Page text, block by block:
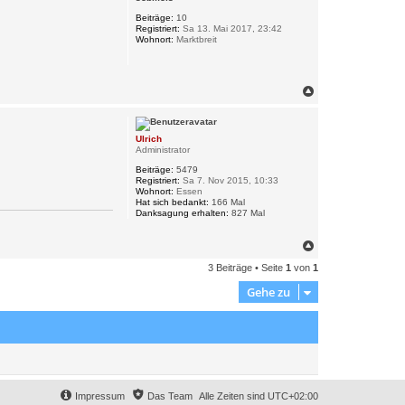
Beiträge: 10
Registriert: Sa 13. Mai 2017, 23:42
Wohnort: Marktbreit
Ulrich
Administrator
Beiträge: 5479
Registriert: Sa 7. Nov 2015, 10:33
Wohnort: Essen
Hat sich bedankt: 166 Mal
Danksagung erhalten: 827 Mal
c
h
b
3 Beiträge • Seite 1 von 1
Gehe zu
Alle Zeiten sind UTC+02:00
Das Team
Impressum